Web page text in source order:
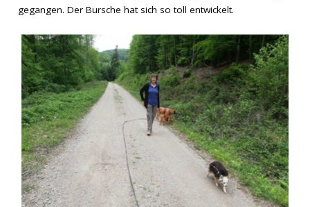
gegangen. Der Bursche hat sich so toll entwickelt.